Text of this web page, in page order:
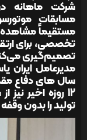
شرکت ماهانه
مسابقات
مستقیماً
تخصصی، برای
تصمیم‌گیری
مدیرعامل ایران
سال های دفاع
12 روزه اخیر
تولید را بدون وقفه